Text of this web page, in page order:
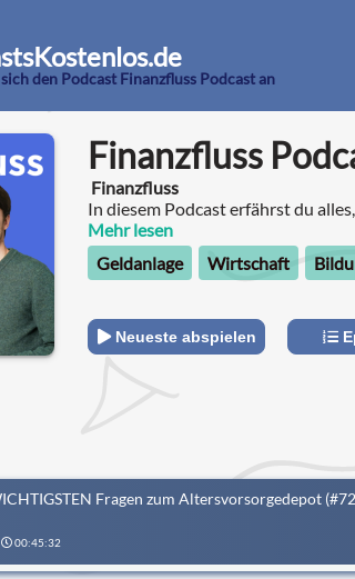
den Podcast Finanzfluss Podcast an
Finanzfluss
Finanzfluss
In diesem Podcast erfährst du
Finanzen wissen musst, um deine
treffen!
Mehr lesen
Geldanlage
Wirtschaft
Neueste abspielen
Fragen zum Altersvorsorgedepot
00:45:32